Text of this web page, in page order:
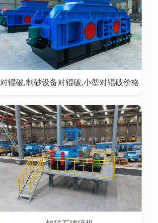
对辊破,制砂设备对辊破,小型对辊破价格